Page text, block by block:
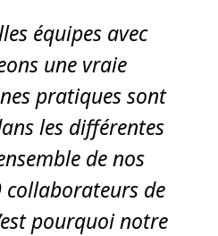
équipes avec
une vraie
pratiques sont
les différentes
de nos
collaborateurs de
pourquoi notre